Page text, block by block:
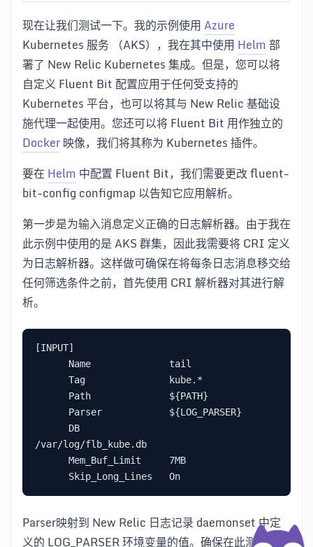
现在让我们测试一下。我的示例使用Azure
Kubernetes 服务 （AKS），我在其中使用 Helm部
署了 New Relic Kubernetes 集成。但是，您可以将
自定义 Fluent Bit 配置应用于任何受支持的
Kubernetes 平台，也可以将其与 New Relic 基础设
施代理一起使用。您还可以将 Fluent Bit 用作独立的
Docker映像，我们将其称为 Kubernetes 插件。
要在 Helm 中配置 Fluent Bit，我们需要更改 fluent-
bit-config configmap 以告知它应用解析。
第一步是为输入消息定义正确的日志解析器。由于我在
此示例中使用的是 AKS 群集，因此我需要将 CRI 定义
为日志解析器。这样做可确保在将每条日志消息移交给
任何筛选条件之前，首先使用 CRI 解析器对其进行解
析。
[INPUT]
/var/log/flb_kube.db
Parser映射到 New Relic 日志记录 daemonset 中定
义的 LOG_PARSER 环境变量的值。确保在此测试中将